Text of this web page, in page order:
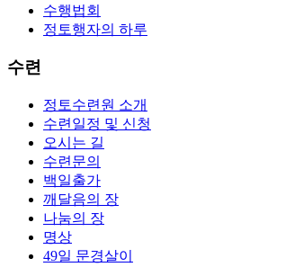
수행법회
정토행자의 하루
수련
정토수련원 소개
수련일정 및 신청
오시는 길
수련문의
백일출가
깨달음의 장
나눔의 장
명상
49일 문경살이